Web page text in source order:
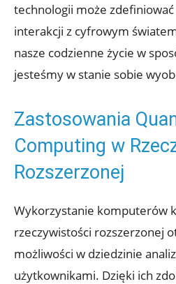
technologii może
interakcji z cyfrowym
nasze codzienne życie w
jesteśmy w stanie sobie
Zastosowania
Computing w
Rozszerzonej
Wykorzystanie komputerów
rzeczywistości rozszerzonej
możliwości w dziedzinie
użytkownikami. Dzięki ich